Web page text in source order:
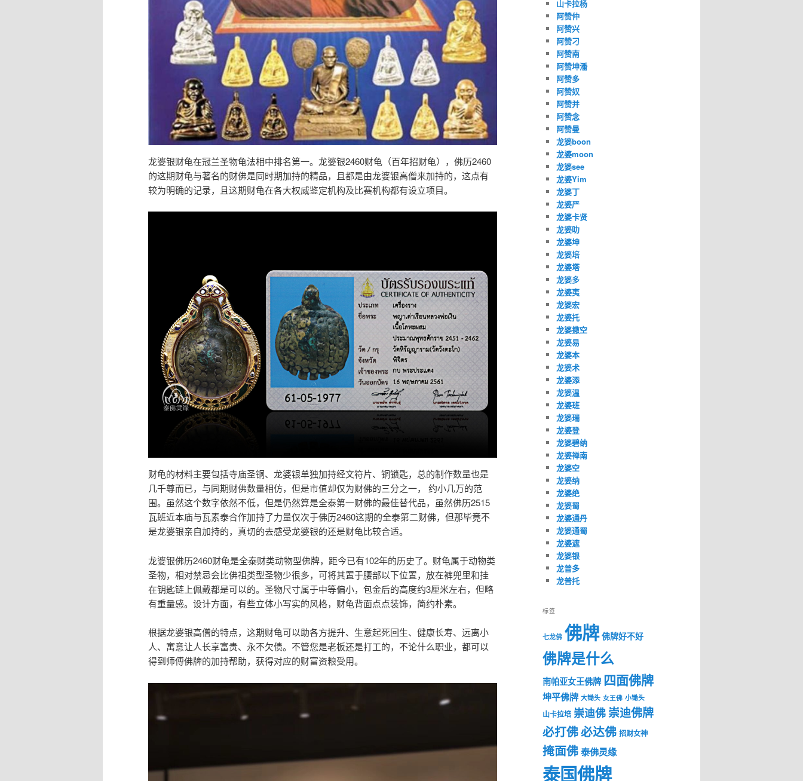
龙婆银财龟在冠兰圣物龟法相中排名第一。龙婆银2460财龟（百年招财龟），佛历2460
的这期财龟与著名的财佛是同时期加持的精品，且都是由龙婆银高僧来加持的，这点有
较为明确的记录，且这期财龟在各大权威鉴定机构及比赛机构都有设立项目。
财龟的材料主要包括寺庙圣铜、龙婆银单独加持经文符片、铜锁匙，总的制作数量也是
几千尊而已，与同期财佛数量相仿，但是市值却仅为财佛的三分之一， 约小几万的范
围。虽然这个数字依然不低，但是仍然算是全泰第一财佛的最佳替代品，虽然佛历2515
瓦班近本庙与瓦素泰合作加持了力量仅次于佛历2460这期的全泰第二财佛，但那毕竟不
是龙婆银亲自加持的，真切的去感受龙婆银的还是财龟比较合适。
龙婆银佛历2460财龟是全泰财类动物型佛牌，距今已有102年的历史了。财龟属于动物类
圣物，相对禁忌会比佛祖类型圣物少很多，可将其置于腰部以下位置，放在裤兜里和挂
在钥匙链上佩戴都是可以的。圣物尺寸属于中等偏小，包金后的高度约3厘米左右，但略
有重量感。设计方面，有些立体小写实的风格，财龟背面点点装饰，简约朴素。
根据龙婆银高僧的特点，这期财龟可以助各方提升、生意起死回生、健康长寿、远离小
人、寓意让人长享富贵、永不欠债。不管您是老板还是打工的，不论什么职业，都可以
得到师傅佛牌的加持帮助，获得对应的财富资粮受用。
山卡拉杨
阿赞仲
阿赞兴
阿赞刁
阿赞南
阿赞坤潘
阿赞多
阿赞奴
阿赞并
阿赞念
阿赞曼
龙婆boon
龙婆moon
龙婆see
龙婆Yim
龙婆丁
龙婆严
龙婆卡贤
龙婆叻
龙婆坤
龙婆培
龙婆塔
龙婆多
龙婆夷
龙婆宏
龙婆托
龙婆撒空
龙婆易
龙婆本
龙婆术
龙婆添
龙婆温
龙婆班
龙婆瑞
龙婆登
龙婆碧纳
龙婆禅南
龙婆空
龙婆纳
龙婆绝
龙婆蜀
龙婆通丹
龙婆通蜀
龙婆遮
龙婆银
龙普多
龙普托
标签
七龙佛 佛牌 佛牌好不好
佛牌是什么
南帕亚女王佛牌 四面佛牌
坤平佛牌 大锄头 女王佛 小锄头
山卡拉培 崇迪佛崇迪佛牌
必打佛必达佛 招财女神
掩面佛泰佛灵缘
泰国佛牌